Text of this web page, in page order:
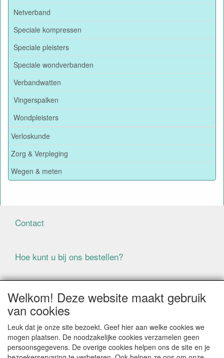
Netverband
Speciale kompressen
Speciale pleisters
Speciale wondverbanden
Verbandwatten
Vingerspalken
Wondpleisters
Verloskunde
Zorg & Verpleging
Wegen & meten
Contact
Hoe kunt u bij ons bestellen?
Voorwaarden
BIJ BESTELLINGEN ONDER DE € 125,00 EXCLUSIEF BTW
BRENGEN WIJ IN NEDERLAND € 5,87 VERZENDKOSTEN
IN REKENING (BELGIË € 9,09). VERZENDKOSTEN
Welkom! Deze website maakt gebruik
van cookies
Leuk dat je onze site bezoekt. Geef hier aan welke cookies we
mogen plaatsen. De noodzakelijke cookies verzamelen geen
persoonsgegevens. De overige cookies helpen ons de site en je